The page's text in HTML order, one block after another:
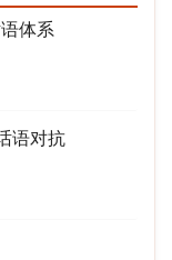
体系
语对抗